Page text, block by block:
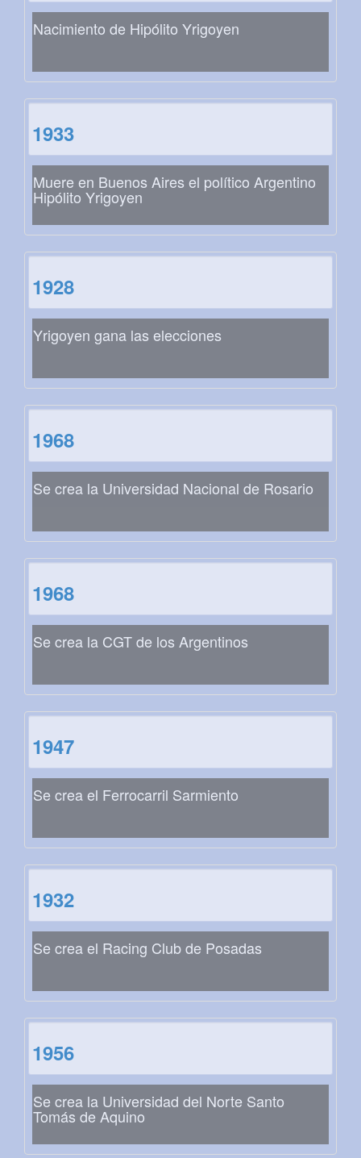
Nacimiento de Hipólito Yrigoyen
1933
Muere en Buenos Aires el político Argentino
Hipólito Yrigoyen
1928
Yrigoyen gana las elecciones
1968
Se crea la Universidad Nacional de Rosario
1968
Se crea la CGT de los Argentinos
1947
Se crea el Ferrocarril Sarmiento
1932
Se crea el Racing Club de Posadas
1956
Se crea la Universidad del Norte Santo
Tomás de Aquino